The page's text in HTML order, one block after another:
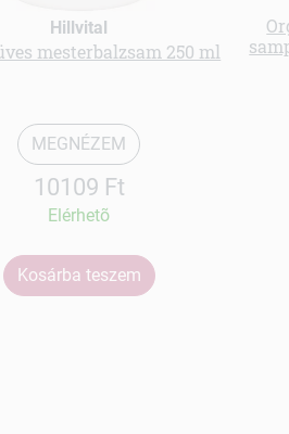
Hillvital
mesterbalzsam 250 ml
MEGNÉZEM
10109 Ft
Elérhetõ
Kosárba teszem